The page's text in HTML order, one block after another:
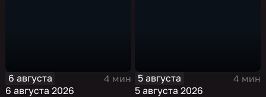
6 августа
4 мин
6 августа 2026
5 августа
4 мин
5 августа 2026